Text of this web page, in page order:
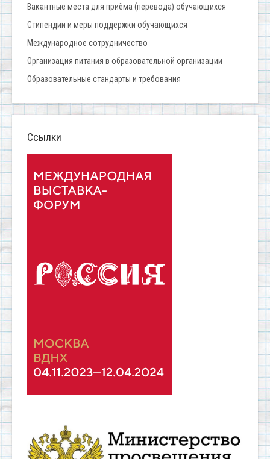
Вакантные места для приёма (перевода) обучающихся
Стипендии и меры поддержки обучающихся
Международное сотрудничество
Организация питания в образовательной организации
Образовательные стандарты и требования
Ссылки